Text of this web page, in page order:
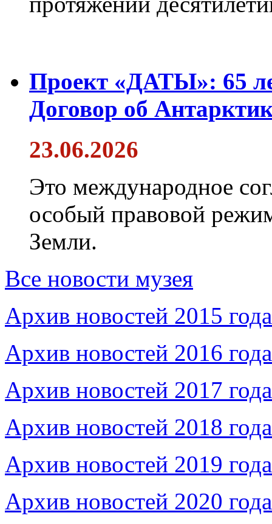
Проект «ДАТЫ»: 65
Договор об
23.06.2026
Это международное
особый правовой
Земли.
Все новости музея
Архив новостей 2015 года
Архив новостей 2016 года
Архив новостей 2017 года
Архив новостей 2018 года
Архив новостей 2019 года
Архив новостей 2020 года